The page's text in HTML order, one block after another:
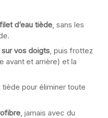
d’eau tiède, sans les
vos doigts , puis frottez
avant et arrière) et la
tiède pour éliminer toute
, jamais avec du